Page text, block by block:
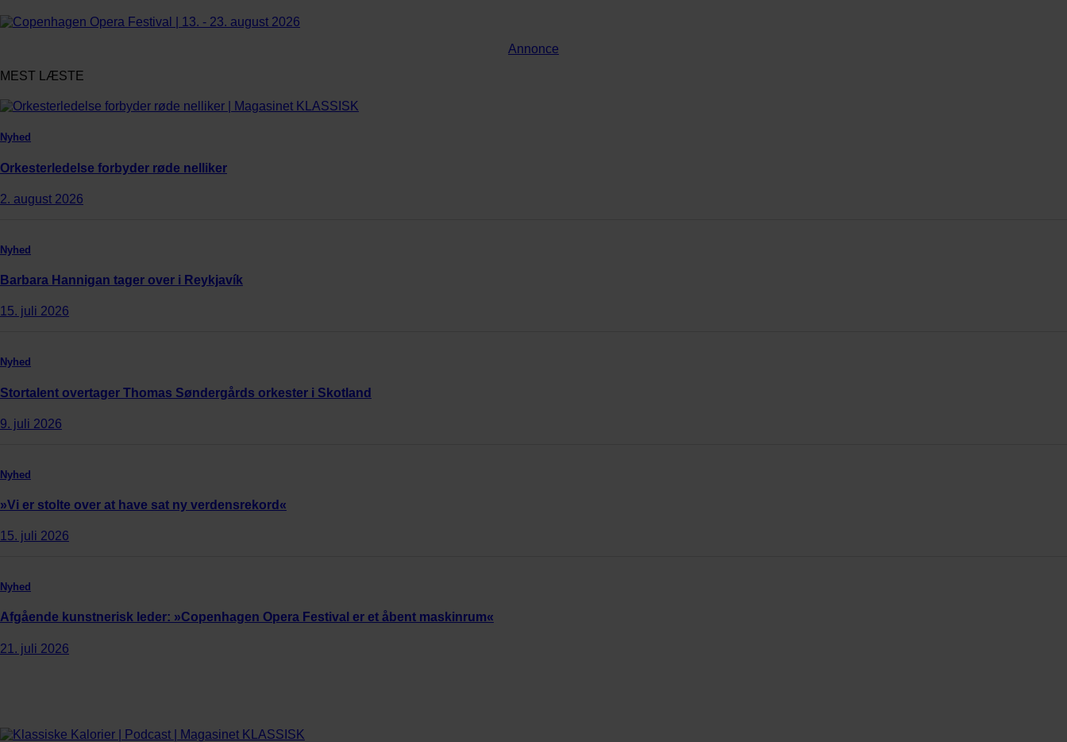
Annonce
MEST LÆSTE
Nyhed
Orkesterledelse forbyder røde nelliker
2. august 2026
Nyhed
Barbara Hannigan tager over i Reykjavík
15. juli 2026
Nyhed
Stortalent overtager Thomas Søndergårds orkester i Skotland
9. juli 2026
Nyhed
»Vi er stolte over at have sat ny verdensrekord«
15. juli 2026
Nyhed
Afgående kunstnerisk leder: »Copenhagen Opera Festival er et åbent maskinrum«
21. juli 2026